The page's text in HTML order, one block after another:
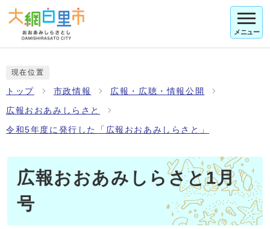
メニュー
現在位置
トップ 市政情報 広報・広聴・情報公開
広報おおあみしらさと
令和5年度に発行した「広報おおあみしらさと」
広報おおあみしらさと1月
号